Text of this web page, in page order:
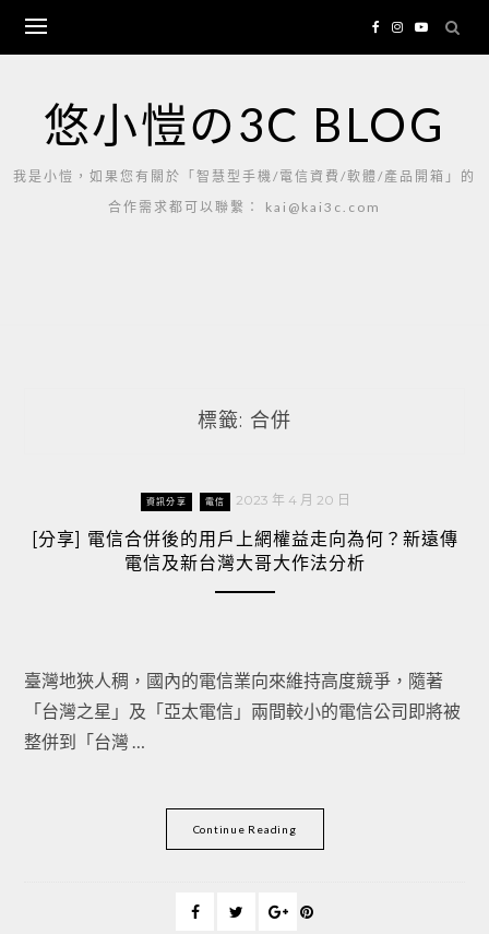
content
悠小愷の3C BLOG
我是小愷，如果您有關於「智慧型手機/電信資費/軟體/產品開箱」的
合作需求都可以聯繫： kai@kai3c.com
標籤: 合併
資訊分享 電信 2023 年 4 月 20 日
[分享] 電信合併後的用戶上網權益走向為何？新遠傳
電信及新台灣大哥大作法分析
臺灣地狹人稠，國內的電信業向來維持高度競爭，隨著
「台灣之星」及「亞太電信」兩間較小的電信公司即將被
整併到「台灣 …
Continue Reading